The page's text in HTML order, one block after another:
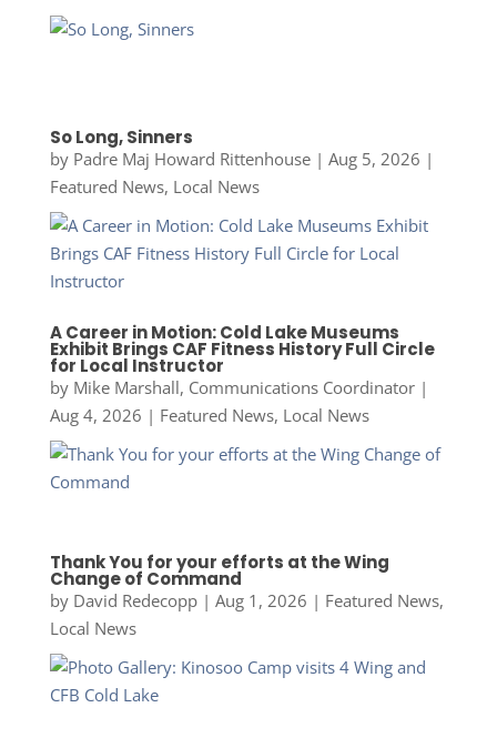
So Long, Sinners
by Padre Maj Howard Rittenhouse| Aug 5, 2026 |
Featured News, Local News
A Career in Motion: Cold Lake Museums
Exhibit Brings CAF Fitness History Full Circle
for Local Instructor
by Mike Marshall, Communications Coordinator|
Aug 4, 2026 | Featured News, Local News
Thank You for your efforts at the Wing
Change of Command
by David Redecopp| Aug 1, 2026 | Featured News,
Local News